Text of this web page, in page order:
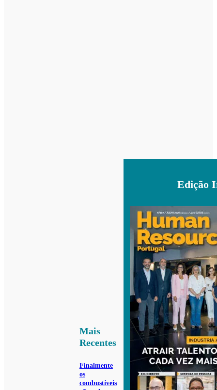
Mais
Recentes
Finalmente
os
combustíveis
Edição